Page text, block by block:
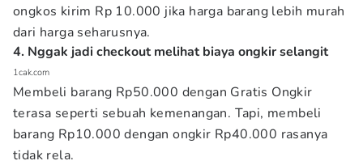
ongkos kirim Rp 10.000 jika harga barang lebih murah
dari harga seharusnya.
4. Nggak jadi checkout melihat biaya ongkir selangit
1cak.com
Membeli barang Rp50.000 dengan Gratis Ongkir
terasa seperti sebuah kemenangan. Tapi, membeli
barang Rp10.000 dengan ongkir Rp40.000 rasanya
tidak rela.